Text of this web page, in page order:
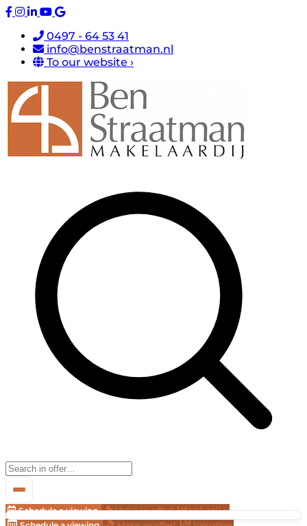
0497 - 64 53 41
info@benstraatman.nl
To our website ›
Schedule a viewing Make an offer!
Valuation